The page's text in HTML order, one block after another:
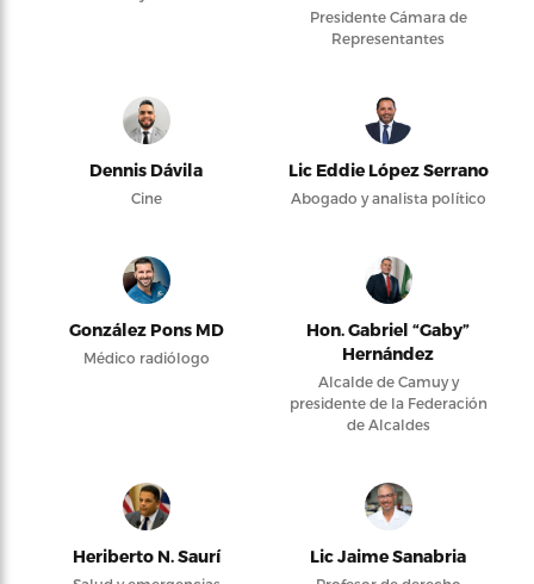
Presidente Cámara de
Representantes
Dennis Dávila
Cine
Lic Eddie López Serrano
Abogado y analista político
González Pons MD
Médico radiólogo
Hon. Gabriel “Gaby”
Hernández
Alcalde de Camuy y
presidente de la Federación
de Alcaldes
Heriberto N. Saurí Lic Jaime Sanabria